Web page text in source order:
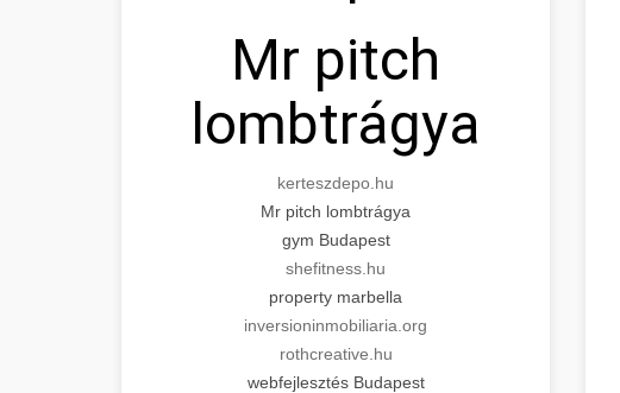
Mr pitch
lombtrágya
kerteszdepo.hu
Mr pitch lombtrágya
gym Budapest
shefitness.hu
property marbella
inversioninmobiliaria.org
rothcreative.hu
webfejlesztés Budapest